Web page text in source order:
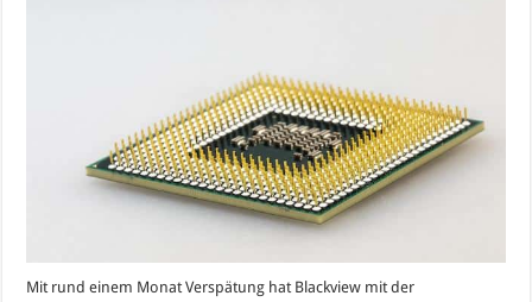
Mit rund einem Monat Verspätung hat Blackview mit der